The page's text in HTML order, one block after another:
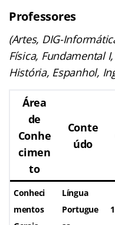
Professores
(Artes, DIG-
Física, Fundamental
História, Espanhol,
Área
de
Conhe
cimen
to
Conte
údo
Conheci
mentos
Língua
Portugue